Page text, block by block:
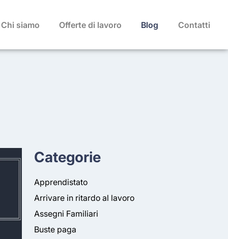
Chi siamo Offerte di lavoro Blog Contatti
Categorie
Apprendistato
Arrivare in ritardo al lavoro
Assegni Familiari
Buste paga